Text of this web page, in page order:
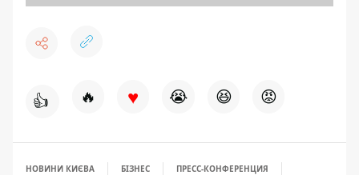
👍 🔥 ♥ 😭 😆 😡
НОВИНИ КИЄВА БІЗНЕС
ПРЕСС-КОНФЕРЕНЦИЯ